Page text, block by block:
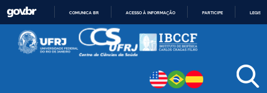
PARA
O
CONTEÚDO
COMUNICA BR ACESSO À INFORMAÇÃO PARTICIPE